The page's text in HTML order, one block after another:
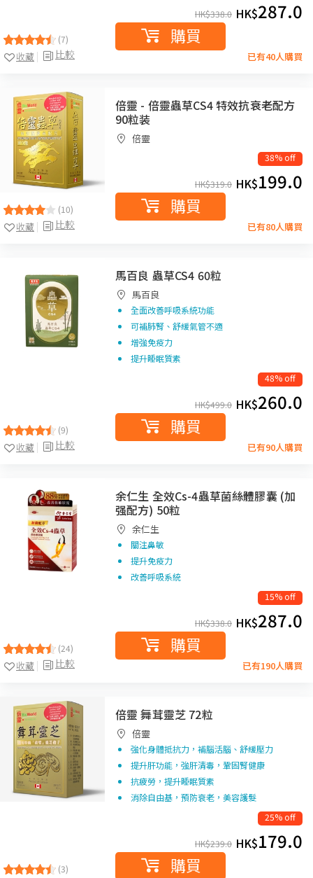
(7)
比較
收藏
HK$338.0 HK$287.0
購買
已有40人購買
(10)
比較
收藏
倍靈 - 倍靈蟲草CS4 特效抗衰老配方
90粒装
倍靈
38% off
HK$319.0 HK$199.0
購買
已有80人購買
(9)
比較
收藏
馬百良 蟲草CS4 60粒
馬百良
全面改善呼吸系統功能
可補肺腎、舒緩氣管不適
增強免疫力
提升睡眠質素
48% off
HK$499.0 HK$260.0
購買
已有90人購買
(24)
比較
收藏
余仁生 全效Cs-4蟲草菌絲體膠囊 (加
强配方) 50粒
余仁生
關注鼻敏
提升免疫力
改善呼吸系統
15% off
HK$338.0 HK$287.0
購買
已有190人購買
(3)
倍靈 舞茸靈芝 72粒
倍靈
強化身體抵抗力，補腦活腦、舒緩壓力
提升肝功能，強肝清毒，鞏固腎健康
抗疲勞，提升睡眠質素
消除自由基，預防衰老，美容護髮
25% off
HK$239.0 HK$179.0
購買